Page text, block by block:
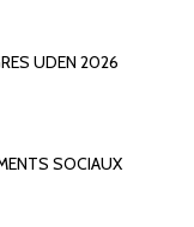
UDEN 2026
SOCIAUX